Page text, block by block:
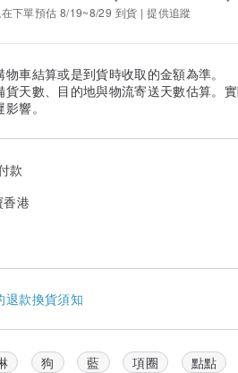
下單預估 8/19~8/29 到貨 | 提供追蹤
車結算或是到貨時收取的金額為準。
貨天數、目的地與物流寄送天數估算。
響。
款
香港
退款換貨須知
狗 藍 項圈 點點